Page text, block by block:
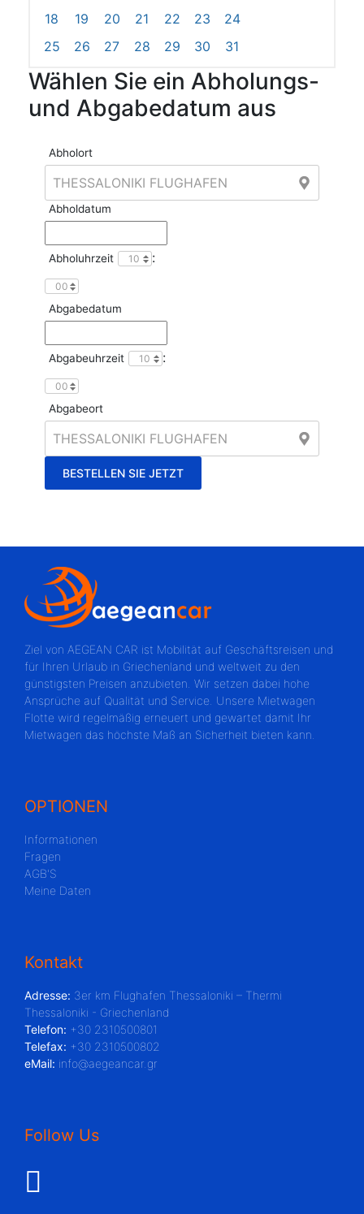
18
19 20 21 22 23
24
25
26 27 28 29 30 31
Wählen Sie ein Abholungs-
und Abgabedatum aus
Abholort
Abholdatum
Abholuhrzeit :
Abgabedatum
Abgabeuhrzeit :
Abgabeort
Ziel von AEGEAN CAR ist Mobilität auf Geschäftsreisen und
für Ihren Urlaub in Griechenland und weltweit zu den
günstigsten Preisen anzubieten. Wir setzen dabei hohe
Ansprüche auf Qualität und Service. Unsere Mietwagen
Flotte wird regelmäßig erneuert und gewartet damit Ihr
Mietwagen das höchste Maß an Sicherheit bieten kann.
OPTIONEN
Informationen
Fragen
AGB'S
Meine Daten
Kontakt
Adresse: 3er km Flughafen Thessaloniki – Thermi
Thessaloniki - Griechenland
Telefon: +30 2310500801
Telefax: +30 2310500802
eMail: info@aegeancar.gr
Follow Us